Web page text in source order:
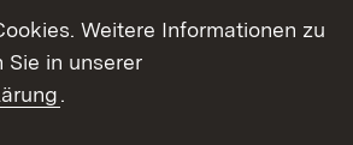
Weitere Informationen zu
Sie in unserer
.